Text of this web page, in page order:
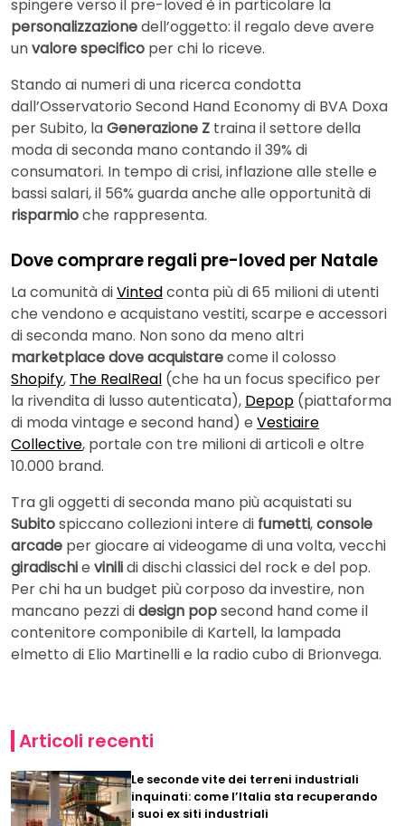
spingere verso il pre-loved è in particolare la
personalizzazionedell’oggetto: il regalo deve avere
unvalore specifico per chi lo riceve.
Stando ai numeri di una ricerca condotta
dall’Osservatorio Second Hand Economy di BVA Doxa
per Subito, laGenerazione Z traina il settore della
moda di seconda mano contando il 39% di
consumatori. In tempo di crisi, inflazione alle stelle e
bassi salari, il 56% guarda anche alle opportunità di
risparmioche rappresenta.
Dove comprare regali pre-loved per Natale
La comunità diVintedconta più di 65 milioni di utenti
che vendono e acquistano vestiti, scarpe e accessori
di seconda mano. Non sono da meno altri
marketplace dove acquistarecome il colosso
Shopify, The RealReal (che ha un focus specifico per
la rivendita di lusso autenticata), Depop (piattaforma
di moda vintage e second hand) e Vestiaire
Collective, portale con tre milioni di articoli e oltre
10.000 brand.
Tra gli oggetti di seconda mano più acquistati su
Subitospiccano collezioni intere di fumetti,console
arcade per giocare ai videogame di una volta, vecchi
giradischie vinilidi dischi classici del rock e del pop.
Per chi ha un budget più corposo da investire, non
mancano pezzi didesign popsecond hand come il
contenitore componibile di Kartell, la lampada
elmetto di Elio Martinelli e la radio cubo di Brionvega.
Articoli recenti
Le seconde vite dei terreni industriali
inquinati: come l’Italia sta recuperando
i suoi ex siti industriali